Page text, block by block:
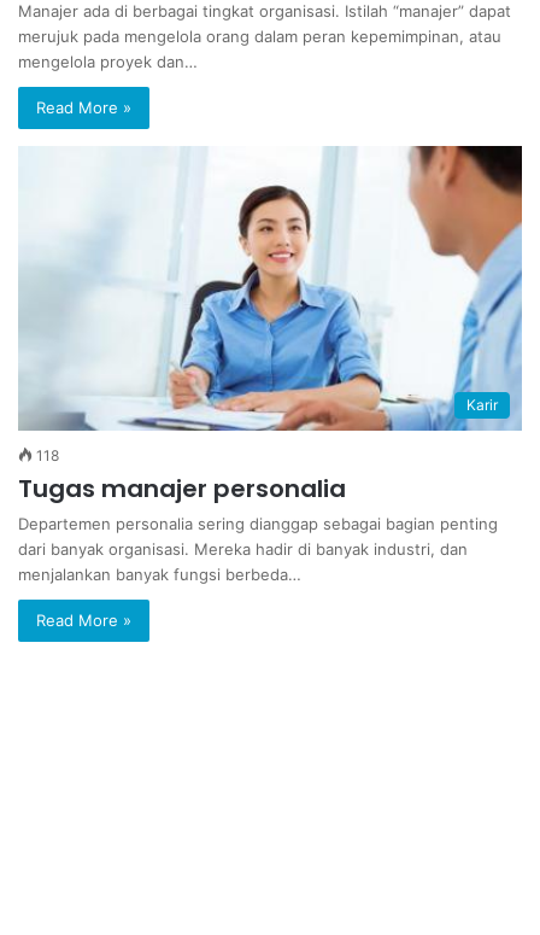
Manajer ada di berbagai tingkat organisasi. Istilah “manajer” dapat
merujuk pada mengelola orang dalam peran kepemimpinan, atau
mengelola proyek dan…
Read More »
Karir
118
Tugas manajer personalia
Departemen personalia sering dianggap sebagai bagian penting
dari banyak organisasi. Mereka hadir di banyak industri, dan
menjalankan banyak fungsi berbeda…
Read More »